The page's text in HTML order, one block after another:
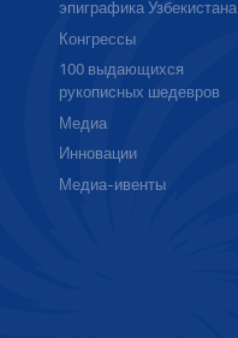
эпиграфика Узбекистана
Конгрессы
100 выдающихся
рукописных шедевров
Медиа
Инновации
Медиа-ивенты